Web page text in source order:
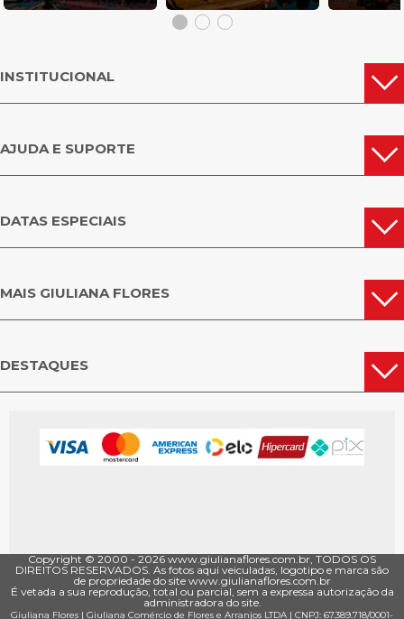
INSTITUCIONAL
AJUDA E SUPORTE
DATAS ESPECIAIS
MAIS GIULIANA FLORES
DESTAQUES
Copyright © 2000 - ­2026 www.giulianaflores.com.br, TODOS OS
DIREITOS RESERVADOS. As fotos aqui veiculadas, logotipo e marca são
de propriedade do site www.giulianaflores.com.br
É vetada a sua reprodução, total ou parcial, sem a expressa autorização da
administradora do site.
Giuliana Flores | Giuliana Comércio de Flores e Arranjos LTDA | CNPJ: 67.389.718/0001­